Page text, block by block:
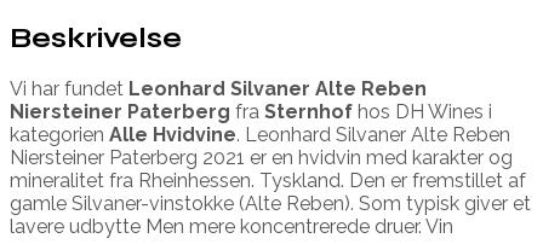
Beskrivelse
Vi har fundet Leonhard Silvaner Alte Reben
Niersteiner Paterberg fra Sternhof hos DH Wines i
kategorien Alle Hvidvine. Leonhard Silvaner Alte Reben
Niersteiner Paterberg 2021 er en hvidvin med karakter og
mineralitet fra Rheinhessen. Tyskland. Den er fremstillet af
gamle Silvaner-vinstokke (Alte Reben). Som typisk giver et
lavere udbytte Men mere koncentrerede druer. Vin